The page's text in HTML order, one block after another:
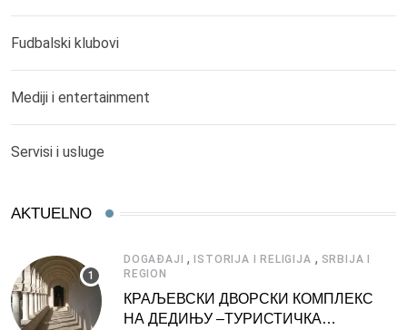
Fudbalski klubovi
Mediji i entertainment
Servisi i usluge
AKTUELNO
DOGAĐAJI , ISTORIJA I RELIGIJA , SRBIJA I
REGION
КРАЉЕВСКИ ДВОРСКИ КОМПЛЕКС
НА ДЕДИЊУ –ТУРИСТИЧКА